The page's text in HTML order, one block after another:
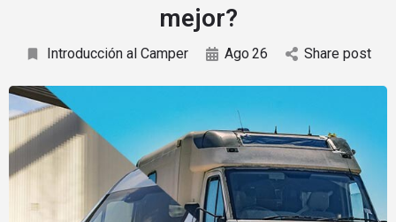
mejor?
Introducción al Camper Ago 26 Share post